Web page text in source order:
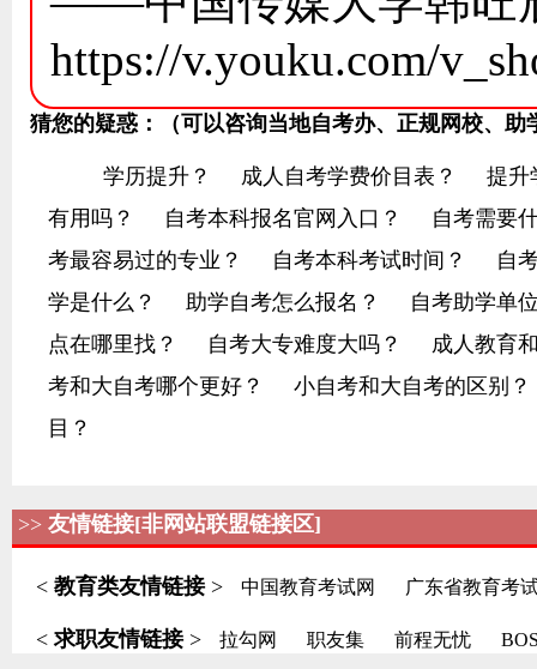
https://v.youku.com/
猜您的疑惑：（可以咨询当地自考办、正规网校、助
学历提升？ 成人自考学费价目表？
提升
有用吗？
自考本科报名官网入口？
自考需要
考最容易过的专业？
自考本科考试时间？
自
学是什么？
助学自考怎么报名？
自考助学单
点在哪里找？
自考大专难度大吗？
成人教育
考和大自考哪个更好？
小自考和大自考的区别？
目？
>> 友情链接[非网站联盟链接区]
< 教育类友情链接> 中国教育考试网 广东省教育考
< 求职友情链接> 拉勾网 职友集 前程无忧